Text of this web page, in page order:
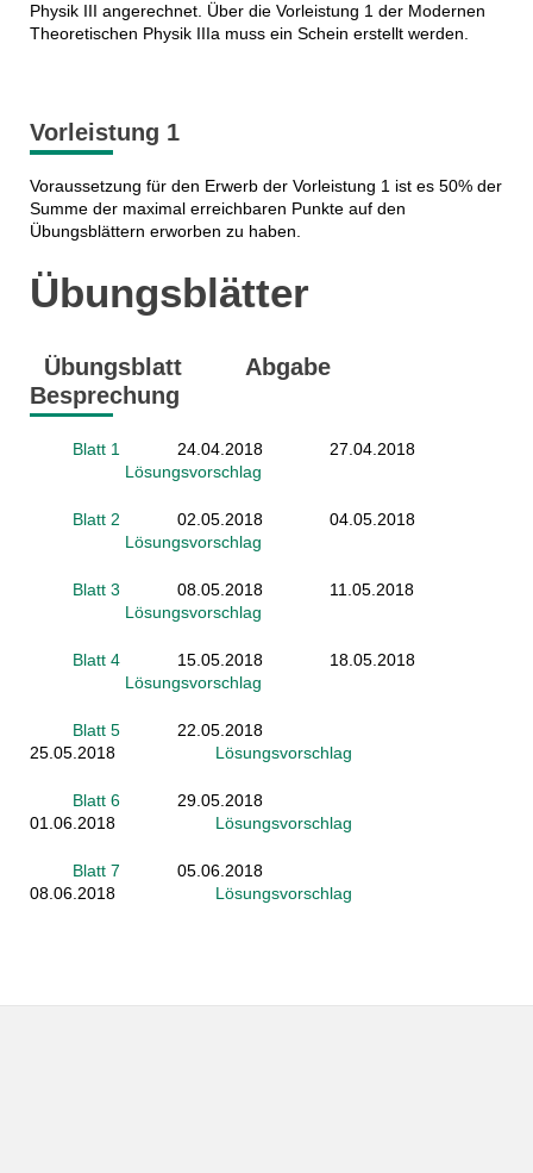
Physik III angerechnet. Über die Vorleistung 1 der Modernen
Theoretischen Physik IIIa muss ein Schein erstellt werden.
Vorleistung 1
Voraussetzung für den Erwerb der Vorleistung 1 ist es 50% der
Summe der maximal erreichbaren Punkte auf den
Übungsblättern erworben zu haben.
Übungsblätter
Übungsblatt Abgabe
Besprechung
Blatt 1
24.04.2018 27.04.2018
Lösungsvorschlag
Blatt 2 02.05.2018 04.05.2018
Lösungsvorschlag
Blatt 3 08.05.2018 11.05.2018
Lösungsvorschlag
Blatt 415.05.2018 18.05.2018
Lösungsvorschlag
Blatt 522.05.2018
25.05.2018 Lösungsvorschlag
Blatt 629.05.2018
01.06.2018 Lösungsvorschlag
Blatt 7 05.06.2018
08.06.2018 Lösungsvorschlag